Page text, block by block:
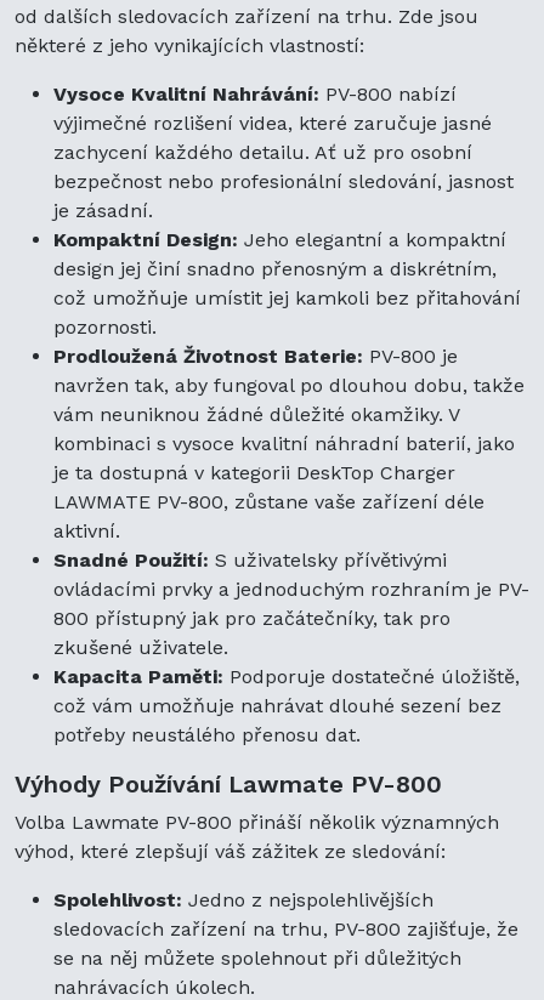
od dalších sledovacích zařízení na trhu. Zde jsou
některé z jeho vynikajících vlastností:
Vysoce Kvalitní Nahrávání: PV-800 nabízí
výjimečné rozlišení videa, které zaručuje jasné
zachycení každého detailu. Ať už pro osobní
bezpečnost nebo profesionální sledování, jasnost
je zásadní.
Kompaktní Design: Jeho elegantní a kompaktní
design jej činí snadno přenosným a diskrétním,
což umožňuje umístit jej kamkoli bez přitahování
pozornosti.
Prodloužená Životnost Baterie: PV-800 je
navržen tak, aby fungoval po dlouhou dobu, takže
vám neuniknou žádné důležité okamžiky. V
kombinaci s vysoce kvalitní náhradní baterií, jako
je ta dostupná v kategorii DeskTop Charger
LAWMATE PV-800, zůstane vaše zařízení déle
aktivní.
Snadné Použití: S uživatelsky přívětivými
ovládacími prvky a jednoduchým rozhraním je PV-
800 přístupný jak pro začátečníky, tak pro
zkušené uživatele.
Kapacita Paměti: Podporuje dostatečné úložiště,
což vám umožňuje nahrávat dlouhé sezení bez
potřeby neustálého přenosu dat.
Výhody Používání Lawmate PV-800
Volba Lawmate PV-800 přináší několik významných
výhod, které zlepšují váš zážitek ze sledování:
Spolehlivost: Jedno z nejspolehlivějších
sledovacích zařízení na trhu, PV-800 zajišťuje, že
se na něj můžete spolehnout při důležitých
nahrávacích úkolech.